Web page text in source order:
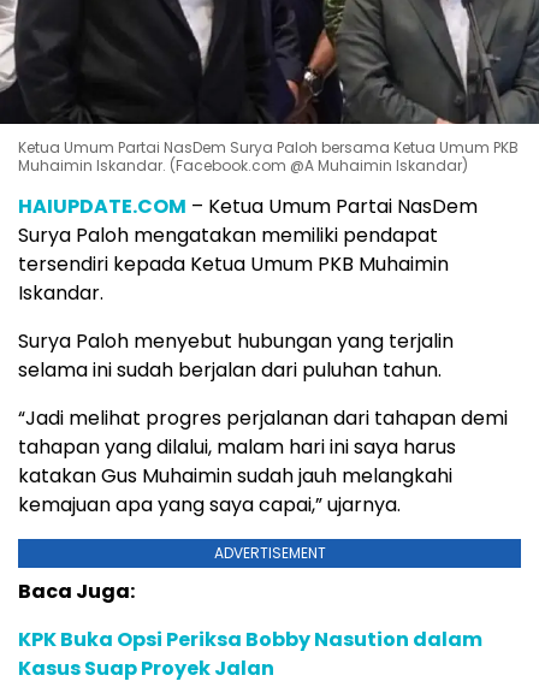
Ketua Umum Partai NasDem Surya Paloh bersama Ketua Umum PKB
Muhaimin Iskandar. (Facebook.com @A Muhaimin Iskandar)
HAIUPDATE.COM – Ketua Umum Partai NasDem
Surya Paloh mengatakan memiliki pendapat
tersendiri kepada Ketua Umum PKB Muhaimin
Iskandar.
Surya Paloh menyebut hubungan yang terjalin
selama ini sudah berjalan dari puluhan tahun.
“Jadi melihat progres perjalanan dari tahapan demi
tahapan yang dilalui, malam hari ini saya harus
katakan Gus Muhaimin sudah jauh melangkahi
kemajuan apa yang saya capai,” ujarnya.
ADVERTISEMENT
Baca Juga:
KPK Buka Opsi Periksa Bobby Nasution dalam
Kasus Suap Proyek Jalan